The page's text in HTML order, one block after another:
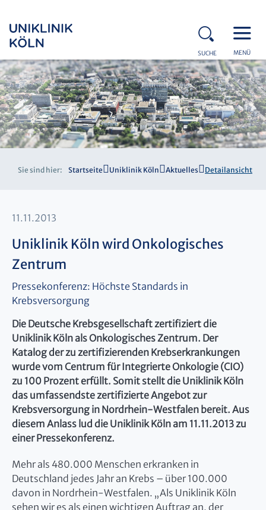
SUCHE MENÜ
Sie sind hier: Startseite Uniklinik Köln Aktuelles Detailansicht
11.11.2013
Uniklinik Köln wird Onkologisches
Zentrum
Pressekonferenz: Höchste Standards in
Krebsversorgung
Die Deutsche Krebsgesellschaft zertifiziert die
Uniklinik Köln als Onkologisches Zentrum. Der
Katalog der zu zertifizierenden Krebserkrankungen
wurde vom Centrum für Integrierte Onkologie (CIO)
zu 100 Prozent erfüllt. Somit stellt die Uniklinik Köln
das umfassendste zertifizierte Angebot zur
Krebsversorgung in Nordrhein-Westfalen bereit. Aus
diesem Anlass lud die Uniklinik Köln am 11.11.2013 zu
einer Pressekonferenz.
Mehr als 480.000 Menschen erkranken in
Deutschland jedes Jahr an Krebs – über 100.000
davon in Nordrhein-Westfalen. „Als Uniklinik Köln
sehen wir es als einen wichtigen Auftrag an, der